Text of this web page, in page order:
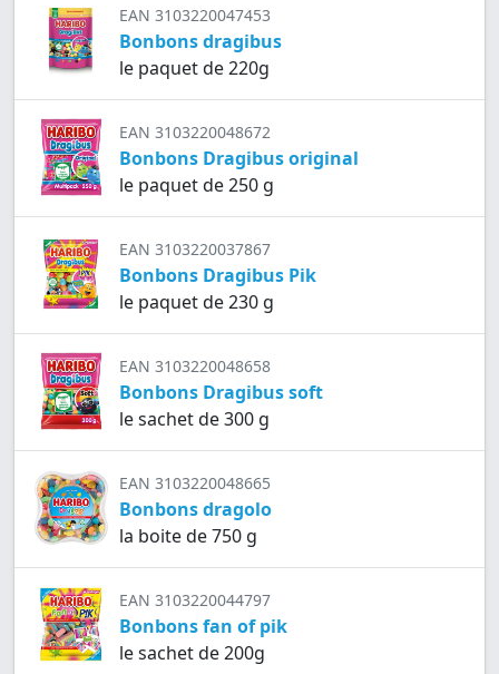
EAN 3103220047453
Bonbons dragibus
le paquet de 220g
EAN 3103220048672
Bonbons Dragibus original
le paquet de 250 g
EAN 3103220037867
Bonbons Dragibus Pik
le paquet de 230 g
EAN 3103220048658
Bonbons Dragibus soft
le sachet de 300 g
EAN 3103220048665
Bonbons dragolo
la boite de 750 g
EAN 3103220044797
Bonbons fan of pik
le sachet de 200g